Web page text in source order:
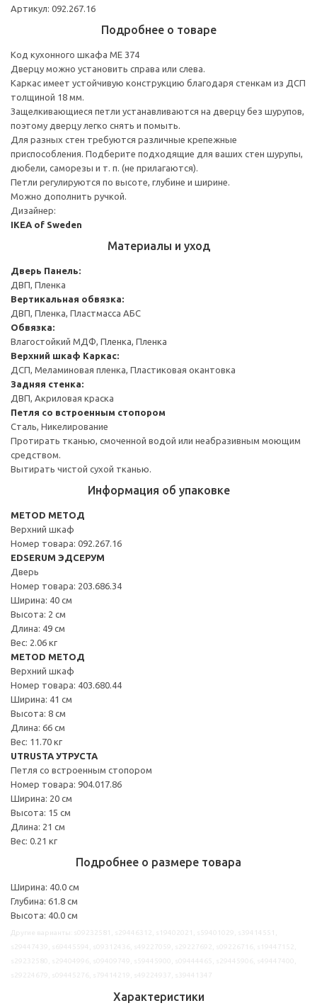
Артикул: 092.267.16
Подробнее о товаре
Код кухонного шкафа ME 374
Дверцу можно установить справа или слева.
Каркас имеет устойчивую конструкцию благодаря стенкам из ДСП
толщиной 18 мм.
Защелкивающиеся петли устанавливаются на дверцу без шурупов,
поэтому дверцу легко снять и помыть.
Для разных стен требуются различные крепежные
приспособления. Подберите подходящие для ваших стен шурупы,
дюбели, саморезы и т. п. (не прилагаются).
Петли регулируются по высоте, глубине и ширине.
Можно дополнить ручкой.
Дизайнер:
IKEA of Sweden
Материалы и уход
Дверь Панель:
ДВП, Пленка
Вертикальная обвязка:
ДВП, Пленка, Пластмасса АБС
Обвязка:
Влагостойкий МДФ, Пленка, Пленка
Верхний шкаф Каркас:
ДСП, Меламиновая пленка, Пластиковая окантовка
Задняя стенка:
ДВП, Акриловая краска
Петля со встроенным стопором
Сталь, Никелирование
Протирать тканью, смоченной водой или неабразивным моющим
средством.
Вытирать чистой сухой тканью.
Информация об упаковке
METOD МЕТОД
Верхний шкаф
Номер товара: 092.267.16
EDSERUM ЭДСЕРУМ
Дверь
Номер товара: 203.686.34
Ширина: 40 см
Высота: 2 см
Длина: 49 см
Вес: 2.06 кг
METOD МЕТОД
Верхний шкаф
Номер товара: 403.680.44
Ширина: 41 см
Высота: 8 см
Длина: 66 см
Вес: 11.70 кг
UTRUSTA УТРУСТА
Петля со встроенным стопором
Номер товара: 904.017.86
Ширина: 20 см
Высота: 15 см
Длина: 21 см
Вес: 0.21 кг
Подробнее о размере товара
Ширина: 40.0 см
Глубина: 61.8 см
Высота: 40.0 см
Характеристики